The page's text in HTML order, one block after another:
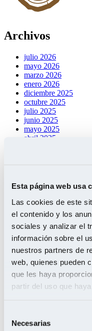
Esta página web usa
Las cookies de este
el contenido y los
sociales y analizar el
información sobre el
nuestros partners de
web, quienes pueden
que les haya
partir del uso que
Necesarias
Archivos
julio 2026
mayo 2026
marzo 2026
enero 2026
diciembre 2025
octubre 2025
julio 2025
junio 2025
mayo 2025
abril 2025
octubre 2024
septiembre 2024
agosto 2024
julio 2024
junio 2024
mayo 2024
abril 2024
marzo 2024
febrero 2024
enero 2024
noviembre 2023
octubre 2023
septiembre 2023
octubre 2022
junio 2022